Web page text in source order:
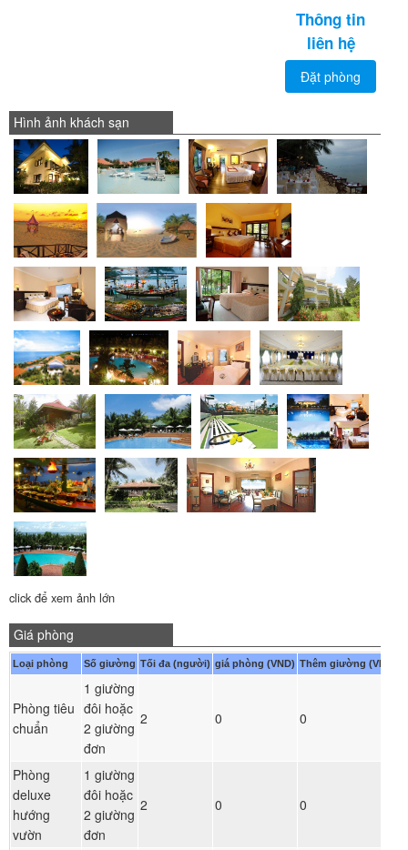
Thông tin
liên hệ
Đặt phòng
Hình ảnh khách sạn
click để xem ảnh lớn
Giá phòng
Loại phòng Số giường Tối đa (người) giá phòng (VND) Thêm giường (VND)
Phòng tiêu
chuẩn
1 giường
đôi hoặc
2 giường
đơn
2 0 0
Phòng
deluxe
hướng
vườn
1 giường
đôi hoặc
2 giường
đơn
2 0 0